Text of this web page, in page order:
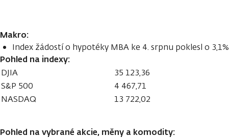
Makro:
Index žádostí o hypotéky MBA ke 4. srpnu poklesl o 3,1%
Pohled na indexy:
DJIA 35 123,36
S&P 500
4 467,71
NASDAQ
13 722,02
Pohled na vybrané akcie, měny a komodity: